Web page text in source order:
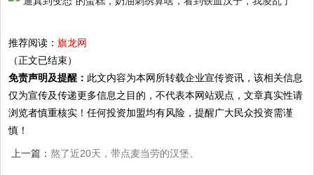
推荐阅读：旗龙网
（正文已结束）
免责声明及提醒： 此文内容为本网所转载企业宣传资讯，该相关信息
仅为宣传及传递更多信息之目的，不代表本网站观点，文章真实性请
浏览者慎重核实！任何投资加盟均有风险，提醒广大民众投资需谨
慎！
上一篇： 熬了近20天，带点麦当劳的汉堡、